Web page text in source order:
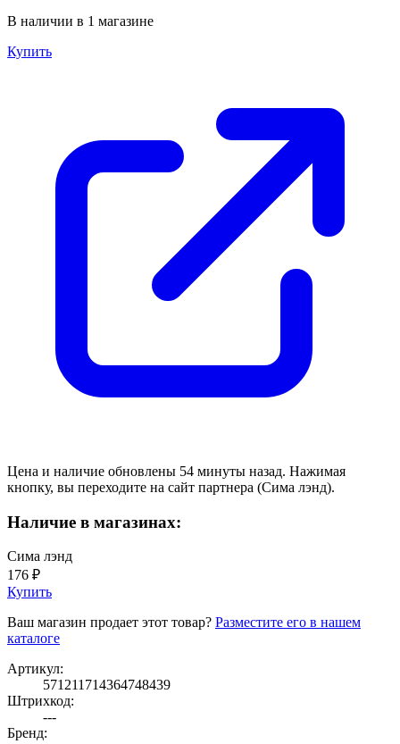
В наличии в 1 магазине
Купить
Цена и наличие обновлены 54 минуты назад. Нажимая
кнопку, вы переходите на сайт партнера (Сима лэнд).
Наличие в магазинах:
Сима лэнд
176 ₽
Купить
Ваш магазин продает этот товар? Разместите его в нашем
каталоге
Артикул:
571211714364748439
Штрихкод:
---
Бренд: